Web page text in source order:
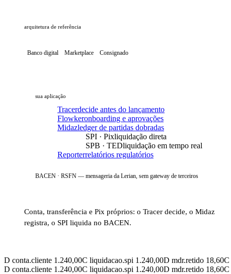
arquitetura de referência
Banco digital Marketplace Consignado
sua aplicação
Tracerdecide antes do lançamento
Flowkeronboarding e aprovações
Midazledger de partidas dobradas
SPI · Pixliquidação direta
SPB · TEDliquidação em tempo real
Reporterrelatórios regulatórios
BACEN · RSFN — mensageria da Lerian, sem gateway de terceiros
Conta, transferência e Pix próprios: o Tracer decide, o Midaz
registra, o SPI liquida no BACEN.
D conta.cliente 1.240,00C liquidacao.spi 1.240,00D mdr.retido 18,60C
D conta.cliente 1.240,00C liquidacao.spi 1.240,00D mdr.retido 18,60C